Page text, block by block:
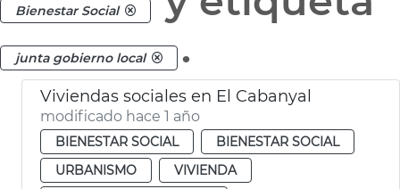
Bienestar Social
junta gobierno local .
Viviendas sociales en El Cabanyal
modificado hace 1 año
BIENESTAR SOCIAL
BIENESTAR SOCIAL
URBANISMO
VIVIENDA